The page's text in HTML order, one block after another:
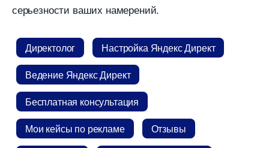
серьезности ваших намерений.
Директоло
Настройка Яндекс Директ
едение Яндекс Директ
Бесплатная консультация
Мои кейсы по рекламе
Отзывы